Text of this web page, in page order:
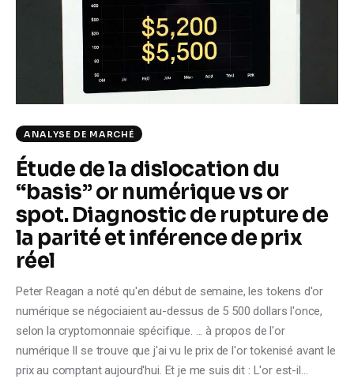
Climate
Markets
Tech
Reports
Shop
ANALYSE DE MARCHÉ
Étude de la dislocation du
“basis” or numérique vs or
spot. Diagnostic de rupture de
la parité et inférence de prix
réel
Peter Reagan a noté qu'en début de semaine, les tokens d'or
numérique se négociaient au-dessus de 5 500 dollars l'once,
selon la cryptomonnaie spécifique. ... à propos de l'or
numérique Il se trouve que j'ai vu le prix de l'or tokenisé avant le
prix au comptant aujourd'hui. Et je me suis dit : L'or est-il…